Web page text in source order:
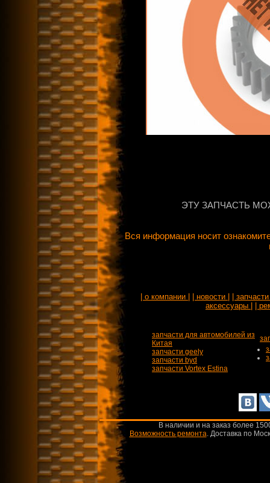
ЭТУ ЗАПЧАСТЬ
Вся информация носит
| о компании | | новости |
|
аксессуары |
|
запчасти для автомобилей из
Китая
запчасти geely
запчасти byd
запчасти Vortex Estina
В наличии и на заказ более
Возможность ремонта.Доставка по